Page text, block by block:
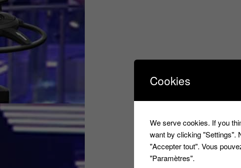
Cookies
We serve cookies. If you
want by clicking "Settings".
"Accepter tout". Vous
"Paramètres".